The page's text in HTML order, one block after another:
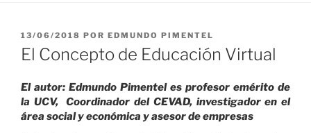
PUBLICADO
EL
13/06/2018 POR EDMUNDO PIMENTEL
El Concepto de Educación Virtual
El autor: Edmundo Pimentel es profesor emérito de
la UCV, Coordinador del CEVAD, investigador en el
área social y económica y asesor de empresas